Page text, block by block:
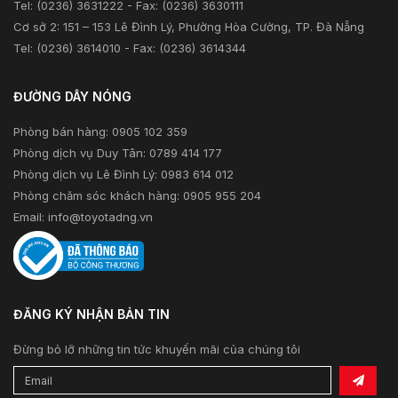
Tel: (0236) 3631222 - Fax: (0236) 3630111
Cơ sở 2: 151 – 153 Lê Đình Lý, Phường Hòa Cường, TP. Đà Nẵng
Tel: (0236) 3614010 - Fax: (0236) 3614344
ĐƯỜNG DÂY NÓNG
Phòng bán hàng: 0905 102 359
Phòng dịch vụ Duy Tân: 0789 414 177
Phòng dịch vụ Lê Đình Lý: 0983 614 012
Phòng chăm sóc khách hàng: 0905 955 204
Email: info@toyotadng.vn
ĐĂNG KÝ NHẬN BẢN TIN
Đừng bỏ lỡ những tin tức khuyến mãi của chúng tôi